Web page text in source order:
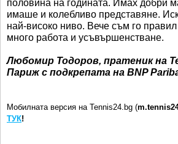
половина на годината. Имах добри
имаше и колебливо представяне.
най-високо ниво. Вече съм го
много работа и усъвършенстване.
Любомир Тодоров, пратеник на
Париж с подкрепата на BNP
Мобилната версия на Tennis24.bg (
ТУК!